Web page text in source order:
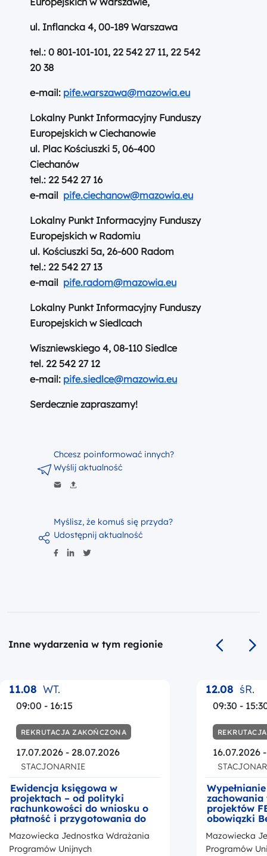
ul. Inflancka 4, 00-189 Warszawa
tel.: 0 801-101-101, 22 542 27 11, 22 542
20 38
e-mail: pife.warszawa@mazowia.eu
Lokalny Punkt Informacyjny Funduszy
Europejskich w Ciechanowie
ul. Plac Kościuszki 5, 06-400
Ciechanów
tel.: 22 542 27 16
e-mail pife.ciechanow@mazowia.eu
Lokalny Punkt Informacyjny Funduszy
Europejskich w Radomiu
ul. Kościuszki 5a, 26-600 Radom
tel.: 22 542 27 13
e-mail pife.radom@mazowia.eu
Lokalny Punkt Informacyjny Funduszy
Europejskich w Siedlcach
Wiszniewskiego 4, 08-110 Siedlce
tel. 22 542 27 12
e-mail: pife.siedlce@mazowia.eu
Serdecznie zapraszamy!
Myślisz, że komuś się przyda?
Udostępnij aktualność
Chcesz poinformować innych?
Wyślij aktualność
Inne wydarzenia w tym regionie
Poprzedni
11.08 WT.
09:00 - 16:15
REKRUTACJA ZAKOŃCZONA
17.07.2026 - 28.07.2026
STACJONARNIE
Ewidencja księgowa w
projektach – od polityki
rachunkowości do wniosku o
płatność i przygotowania do
Mazowiecka Jednostka Wdrażania
Programów Unijnych
12.08 śR.
09:30 -
16.07.2026
zachowania
projektów
obowiązki
z
promocji
Mazowiecka
Programów